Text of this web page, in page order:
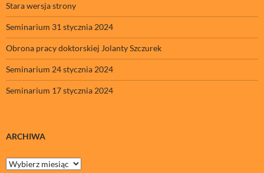
Stara wersja strony
Seminarium 31 stycznia 2024
Obrona pracy doktorskiej Jolanty Szczurek
Seminarium 24 stycznia 2024
Seminarium 17 stycznia 2024
ARCHIWA
Archiwa